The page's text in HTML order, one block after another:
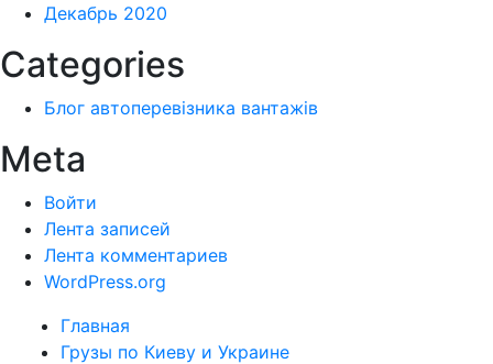
Декабрь 2020
Categories
Блог автоперевізника вантажів
Meta
Войти
Лента записей
Лента комментариев
WordPress.org
Главная
Грузы по Киеву и Украине